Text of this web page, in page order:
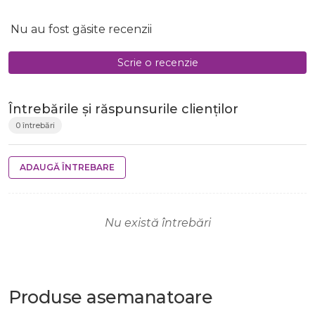
Nu au fost găsite recenzii
Scrie o recenzie
Întrebările și răspunsurile clienților
0 întrebări
ADAUGĂ ÎNTREBARE
Nu există întrebări
Produse asemanatoare